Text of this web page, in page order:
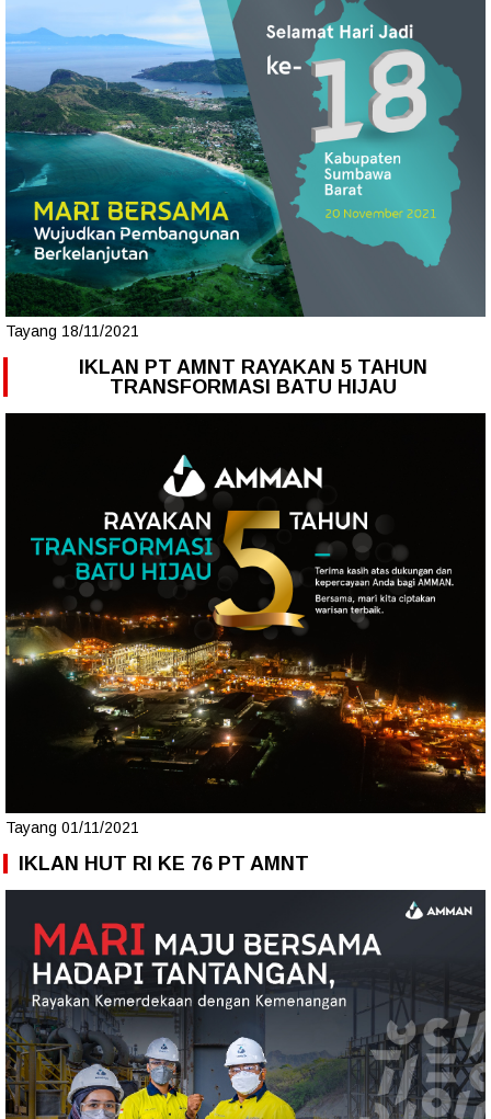
Tayang 18/11/2021
IKLAN PT AMNT RAYAKAN 5 TAHUN
TRANSFORMASI BATU HIJAU
Tayang 01/11/2021
IKLAN HUT RI KE 76 PT AMNT